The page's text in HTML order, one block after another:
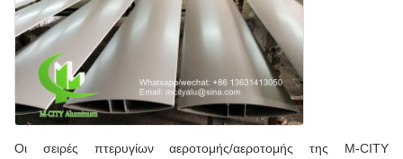
Οι σειρές πτερυγίων αεροτομής/αεροτομής της M-CITY